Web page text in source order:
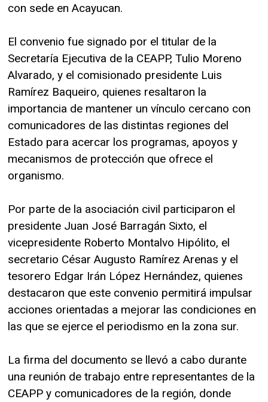
con sede en Acayucan.
El convenio fue signado por el titular de la
Secretaría Ejecutiva de la CEAPP, Tulio Moreno
Alvarado, y el comisionado presidente Luis
Ramírez Baqueiro, quienes resaltaron la
importancia de mantener un vínculo cercano con
comunicadores de las distintas regiones del
Estado para acercar los programas, apoyos y
mecanismos de protección que ofrece el
organismo.
Por parte de la asociación civil participaron el
presidente Juan José Barragán Sixto, el
vicepresidente Roberto Montalvo Hipólito, el
secretario César Augusto Ramírez Arenas y el
tesorero Edgar Irán López Hernández, quienes
destacaron que este convenio permitirá impulsar
acciones orientadas a mejorar las condiciones en
las que se ejerce el periodismo en la zona sur.
La firma del documento se llevó a cabo durante
una reunión de trabajo entre representantes de la
CEAPP y comunicadores de la región, donde